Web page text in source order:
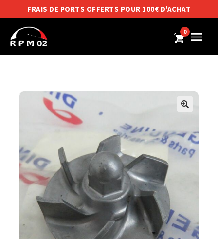
FRAIS DE PORTS OFFERTS POUR 100€ D'ACHAT
0